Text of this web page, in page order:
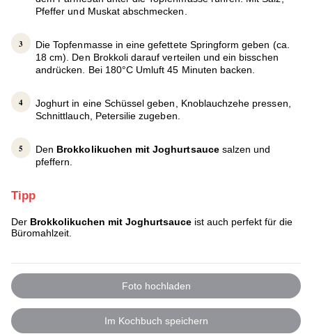
Pfeffer und Muskat abschmecken.
Die Topfenmasse in eine gefettete Springform geben (ca.
18 cm). Den Brokkoli darauf verteilen und ein bisschen
andrücken. Bei 180°C Umluft 45 Minuten backen.
Joghurt in eine Schüssel geben, Knoblauchzehe pressen,
Schnittlauch, Petersilie zugeben.
Den Brokkolikuchen mit Joghurtsaucesalzen und
pfeffern.
Tipp
Der Brokkolikuchen mit Joghurtsauce ist auch perfekt für die
Büromahlzeit.
Foto hochladen
Im Kochbuch speichern